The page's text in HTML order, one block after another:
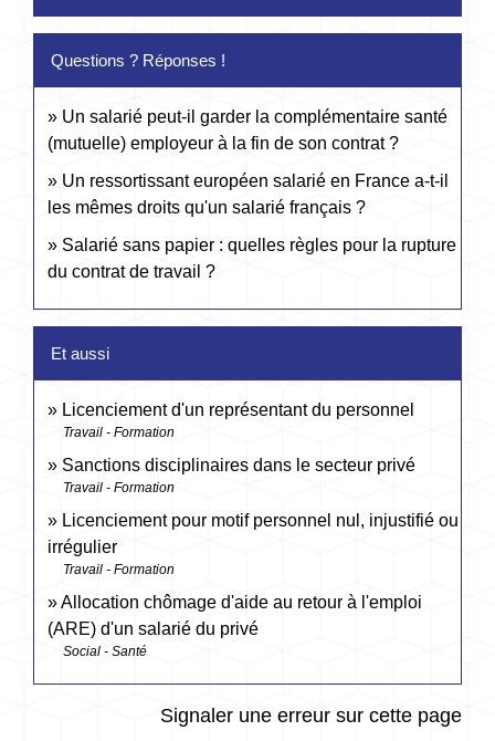
Questions ? Réponses !
Un salarié peut-il garder la complémentaire santé
(mutuelle) employeur à la fin de son contrat ?
Un ressortissant européen salarié en France a-t-il
les mêmes droits qu'un salarié français ?
Salarié sans papier : quelles règles pour la rupture
du contrat de travail ?
Et aussi
Licenciement d'un représentant du personnel
Travail - Formation
Sanctions disciplinaires dans le secteur privé
Travail - Formation
Licenciement pour motif personnel nul, injustifié ou
irrégulier
Travail - Formation
Allocation chômage d'aide au retour à l'emploi
(ARE) d'un salarié du privé
Social - Santé
Signaler une erreur sur cette page